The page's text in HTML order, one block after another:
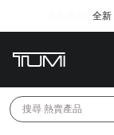
為你所愛的人
搜尋 熱賣產品